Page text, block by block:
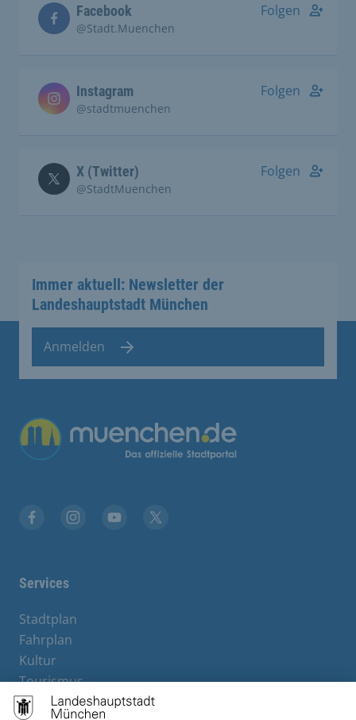
Facebook
@Stadt.Muenchen
Folgen
Instagram
@stadtmuenchen
Folgen
X (Twitter)
@StadtMuenchen
Folgen
Immer aktuell: Newsletter der
Landeshauptstadt München
Anmelden
Services
Stadtplan
Fahrplan
Kultur
Tourismus
M-Strom